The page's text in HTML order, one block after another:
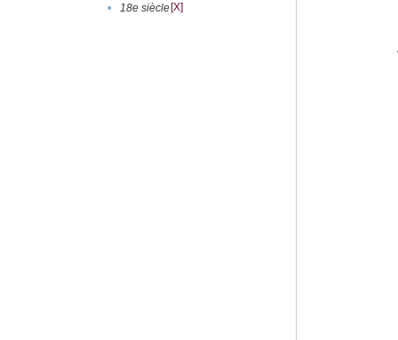
•
18e siècle[X]